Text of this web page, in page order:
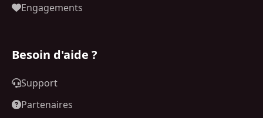
Engagements
Besoin d'aide ?
Support
Partenaires